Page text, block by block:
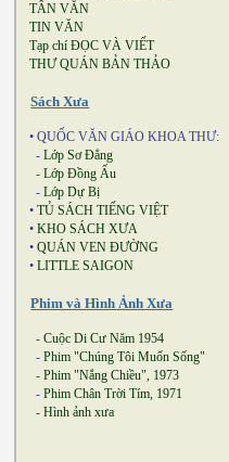
TÂN VĂN
TIN VĂN
Tạp chí ĐỌC VÀ VIẾT
THƯ QUÁN BẢN THẢO
Sách Xưa
• QUỐC VĂN GIÁO KHOA THƯ:
- Lớp Sơ Đẳng
- Lớp Đồng Ấu
- Lớp Dự Bị
• TỦ SÁCH TIẾNG VIỆT
• KHO SÁCH XƯA
• QUÁN VEN ĐƯỜNG
• LITTLE SAIGON
Phim và Hình Ảnh Xưa
- Cuộc Di Cư Năm 1954
- Phim "Chúng Tôi Muốn Sống"
- Phim "Nắng Chiều", 1973
- Phim Chân Trời Tím, 1971
- Hình ảnh xưa